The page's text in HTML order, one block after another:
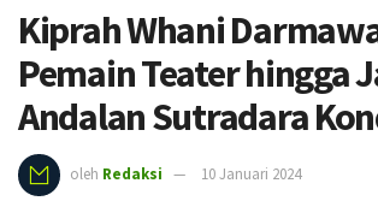
Kiprah Whani
Pemain Teater hingga
Andalan Sutradara
oleh Redaksi 10 Januari 2024